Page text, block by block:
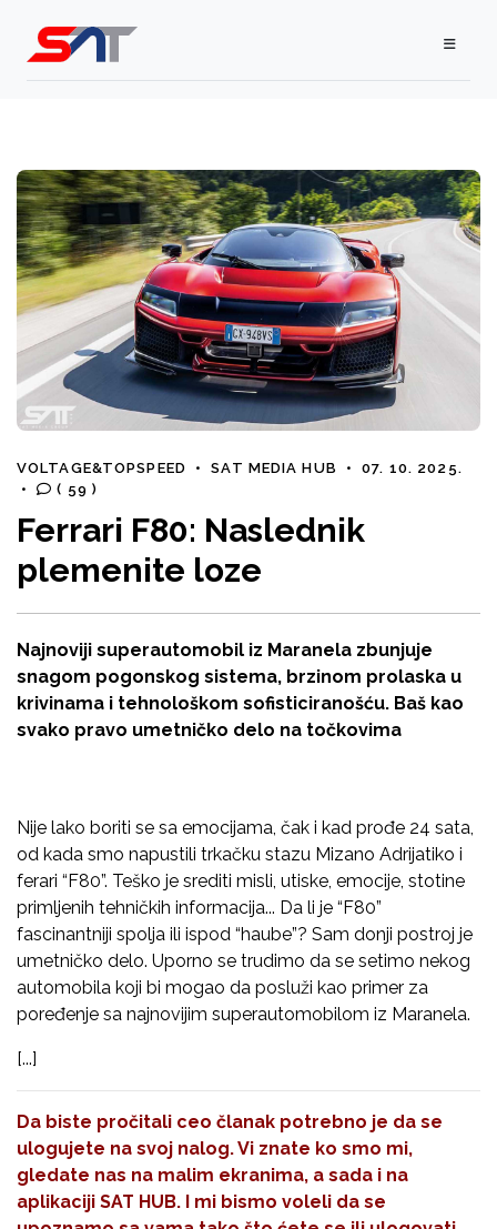
VOLTAGE&TOPSPEED • SAT MEDIA HUB •
07. 10. 2025.
•
( 59 )
Ferrari F80: Naslednik
plemenite loze
Najnoviji superautomobil iz Maranela zbunjuje
snagom pogonskog sistema, brzinom prolaska u
krivinama i tehnološkom sofisticiranošću. Baš kao
svako pravo umetničko delo na točkovima
Nije lako boriti se sa emocijama, čak i kad prođe 24 sata,
od kada smo napustili trkačku stazu Mizano Adrijatiko i
ferari “F80”. Teško je srediti misli, utiske, emocije, stotine
primljenih tehničkih informacija... Da li je “F80”
fascinantniji spolja ili ispod “haube”? Sam donji postroj je
umetničko delo. Uporno se trudimo da se setimo nekog
automobila koji bi mogao da posluži kao primer za
poređenje sa najnovijim superautomobilom iz Maranela.
[...]
Da biste pročitali ceo članak potrebno je da se
ulogujete na svoj nalog. Vi znate ko smo mi,
gledate nas na malim ekranima, a sada i na
aplikaciji SAT HUB. I mi bismo voleli da se